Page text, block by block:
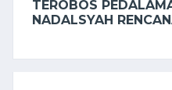
TEROBOS
NADALSYAH